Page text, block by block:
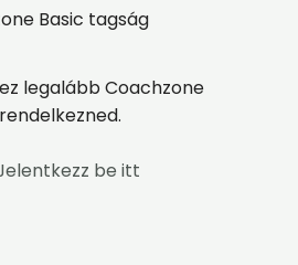
Basic tagság
legalább Coachzone
be itt